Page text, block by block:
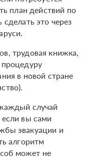
план действий по
это через
трудовая книжка,
в новой стране
случай
вы сами
эвакуации и
алгоритм
может не